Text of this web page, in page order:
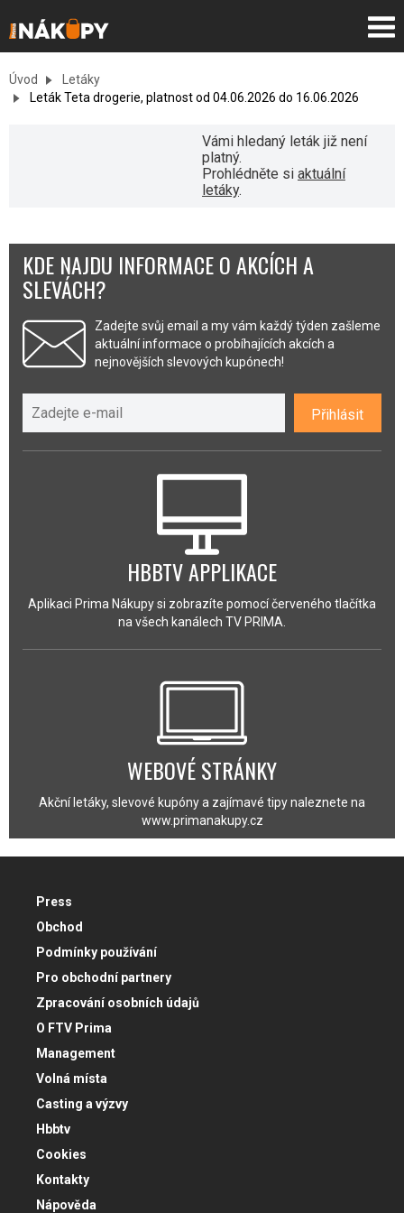
Úvod
Letáky
Leták Teta drogerie, platnost od 04.06.2026 do 16.06.2026
Vámi hledaný leták již není
platný.
Prohlédněte si aktuální
letáky.
KDE NAJDU INFORMACE O AKCÍCH A
SLEVÁCH?
Zadejte svůj email a my vám každý týden zašleme
aktuální informace o probíhajících akcích a
nejnovějších slevových kupónech!
Přihlásit
HBBTV APPLIKACE
Aplikaci Prima Nákupy si zobrazíte pomocí červeného tlačítka
na všech kanálech TV PRIMA.
WEBOVÉ STRÁNKY
Akční letáky, slevové kupóny a zajímavé tipy naleznete na
www.primanakupy.cz
Press
Obchod
Podmínky používání
Pro obchodní partnery
Zpracování osobních údajů
O FTV Prima
Management
Volná místa
Casting a výzvy
Hbbtv
Cookies
Kontakty
Nápověda